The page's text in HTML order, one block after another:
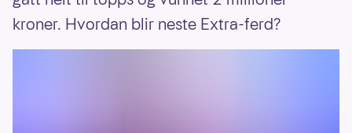
kroner. Hvordan blir neste Extra-ferd?